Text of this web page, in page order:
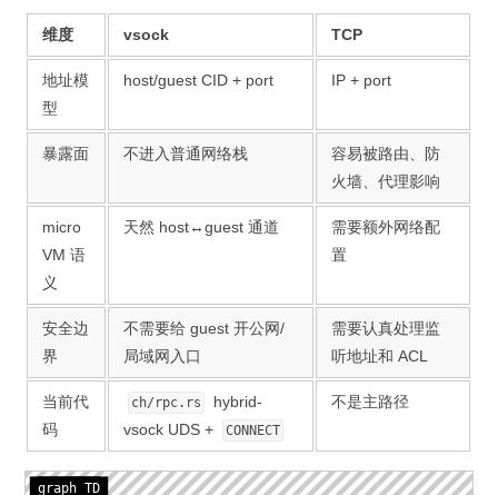
维度 vsock TCP
地址模
型
host/guest CID + port IP + port
暴露面 不进入普通网络栈
容易被路由、防
火墙、代理影响
micro
VM 语
义
天然 host↔guest 通道
需要额外网络配
置
安全边
界
不需要给 guest 开公网/
局域网入口
需要认真处理监
听地址和 ACL
当前代
码
ch/rpc.rs
hybrid-
vsock UDS +
CONNECT
不是主路径
graph TD